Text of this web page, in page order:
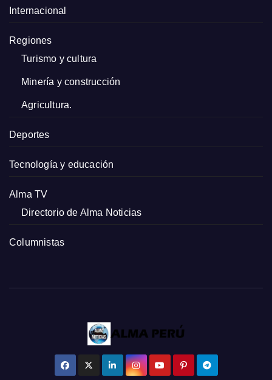
Internacional
Regiones
Turismo y cultura
Minería y construcción
Agricultura.
Deportes
Tecnología y educación
Alma TV
Directorio de Alma Noticias
Columnistas